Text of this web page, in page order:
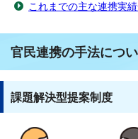
これまでの主な連携実
官民連携の手法につ
課題解決型提案制度